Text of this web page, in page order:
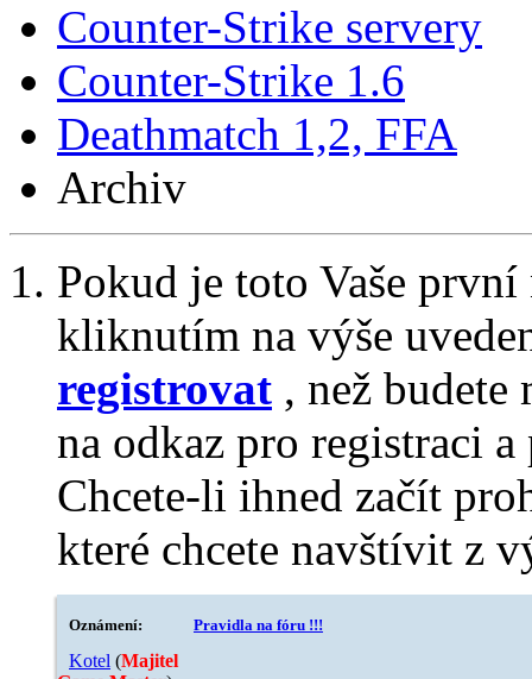
Counter-Strike servery
Counter-Strike 1.6
Deathmatch 1,2, FFA
Archiv
Pokud je toto Vaše
kliknutím na výše
registrovat , než
na odkaz pro registraci
Chcete-li ihned začít
které chcete navštívit z
Oznámení: Pravidla na fóru !!!
Kotel ‎(Majitel